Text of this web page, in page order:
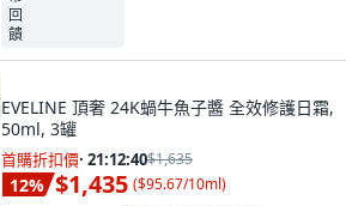
EVELINE 頂奢 24K蝸牛魚子醬 全效修護日霜,
50ml, 3罐
首購折扣價· 21:12:39$1,635
12% $1,435 ($95.67/10ml)